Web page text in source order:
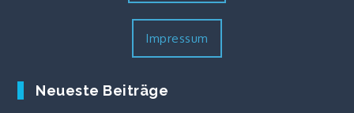
Impressum
Neueste Beiträge